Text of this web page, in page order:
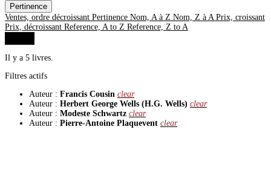
Pertinence
Ventes, ordre décroissant Pertinence Nom, A à Z Nom, Z à A Prix, croissant
Prix, décroissant Reference, A to Z Reference, Z to A
Il y a 5 livres.
Filtres actifs
Auteur : Francis Cousin clear
Auteur : Herbert George Wells (H.G. Wells) clear
Auteur : Modeste Schwartz clear
Auteur : Pierre-Antoine Plaquevent clear